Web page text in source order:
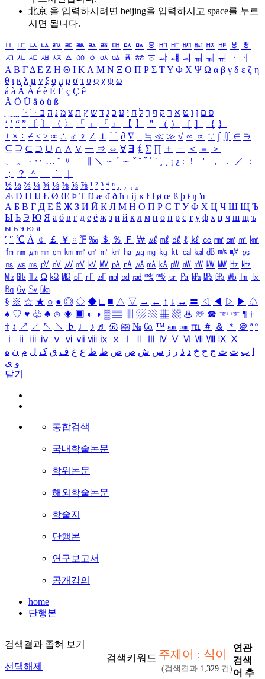
北京 을 입력하시려면 beijing을 입력하시고 space를 누르
시면 됩니다.
ㅥ ㅦ ㅧ ㅨ ㅩ ㅪ ㅫ ㅬ ㅭ ㅮ ㅯ ㅰ ㅱ ㅲ ㅳ ㅴ ㅵ ㅶ ㅷ ㅸ
ㅹ
ㅺ ㅻ ㅼ ㅽ ㅾ ㅿ ㆀ ㆁ ㆂ ㆃ ㆄ ㆅ ㆆ ㆇ ㆈ ㆉ ㆊ ㆋ ㆌ ㆍ
ㆎ
Α Β ΓΔ Ε Ζ Η Θ Ι ΚΛ Μ Ν Ξ Ο Π Ρ Σ ΤΥ Φ Χ Ψ Ω α β γ δ ε ζ η
θ ι κ λ μ ν ξ ο π ρ σ τ υ φ χ ψ ω
á à Á À é è É È ç Ç ê
Ä Ö Ü ä ö ü ß
ִֶֹ ֻּ ׁׂ פ ם ן ו ט א ר ק ף ך ל ח י ע כ ג ד ש ץ ת צ מ נ ה ב
‘ ’ “ ” 〔 〕 〈 〉 「 」 『 』 【 】 ＂ （ ） ［ ］ ｛ ｝
± × ÷ ≠ ≤ ≥ ∞ ∴ ♂ ♀ ∠ ⊥ ⌒ ∂ ∇ ≡ ≒ ≪ ≫ √ ∽ ∝ ∵ ∫ ∬ ∈ ∋
⊆ ⊇ ⊂ ⊃ ∪ ∩ ∧ ∨ ￢ ⇒ ⇔ ∀ ∃ ∮ ∑ ∏ ＋ － ＜ ＝
＞
、
。 · ‥ … ¨ 〃 ― ＼ ∼ ´ ～ ˇ ˘ ˝ ˚ ˙ ¸ ¡ ¿ ː ！ ＇ ， ． ／
：
；
？ ＾ ｀
½ ⅓ ⅔ ¼ ¾ ⅛ ⅜ ⅝ ⅞ ¹ ² ³ ⁴ ⁿ ₁ ₂ ₃ ₄
Æ Ð Ħ Ĳ Ł Ø Œ Þ Ŧ Ŋ æ đ ð ħ ı ĳ ĸ ŀ ł ø œ ß þ ŧ ŋ ŉ
А Б В Г Д Е Ё Ж З И Й К Л М Н О П Р С Т У Ф Х Ц Ч Ш Щ Ъ
Ы Ь Э Ю Я а б в г д е ё ж з и й к л м н о п р с т у ф х ц ч ш щ ъ
ы ь э ю я
′ ″ ℃ Å ￠ ￡ ￥ ¤ ℉ ‰ ＄ ％ Ｆ ￦ ㎕ ㎖ ㎗ ℓ ㎘ ㏄ ㎣ ㎤ ㎥ ㎦
㎙ ㎚ ㎛ ㎜ ㎝ ㎞ ㎟ ㎠ ㎡ ㎢ ㏊ ㎍ ㎎ ㎏ ㏏ ㎈ ㎉ ㏈ ㎧ ㎨ ㎰
㎱ ㎲ ㎳ ㎴ ㎵ ㎶ ㎷ ㎸ ㎹ ㎀ ㎁ ㎂ ㎃ ㎄ ㎺ ㎻ ㎽ ㎾ ㎿ ㎐ ㎑
㎒ ㎓ ㎔ Ω ㏀ ㏁ ㎊ ㎋ ㎌ ㏖ ㏅ ㎭ ㎮ ㎯ ㏛ ㎩ ㎪ ㎫ ㎬ ㏝ ㏐
㏓
㏃ ㏉ ㏜ ㏆
§ ※ ☆ ★ ○ ● ◎ ◇ ◆ □ ■ △ ▽ → ← ↑ ↓ ↔ 〓 ◁ ◀ ▷ ▶ ♤
♠ ♡ ♥ ♧ ♣ ⊙ ◈ ▣ ◐ ◑ ▒ ▤ ▨ ▧ ▦ ▩ ♨ ☏ ☎ ☜ ☞ ¶ †
‡ ↕ ↗ ↙ ↖ ↘ ♭ ♩ ♪ ♬ ㉿ ㈜ № ㏇ ™ ㏂ ㏘ ℡ ＃ ＆ ＊ ＠ ª º
ⅰ
ⅱ ⅲ ⅳ ⅴ ⅵ ⅶ ⅷ ⅸ ⅹ Ⅳ Ⅴ Ⅵ Ⅶ Ⅷ Ⅸ Ⅹ
ب ت ث ج ح خ د ذ ر ز س ش ص ض ط ظ ع غ ف ق ک ل م ن ه
و ی
닫기
통합검색
국내학술논문
학위논문
해외학술논문
학술지
단행본
연구보고서
공개강의
home
단행본
검색결과 좁혀 보기
선택해제
검색키워드 주제어 : 식이
(검색결과 1,329 건)
연관
검색
어 추